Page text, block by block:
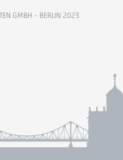
GMBH – BERLIN 2023